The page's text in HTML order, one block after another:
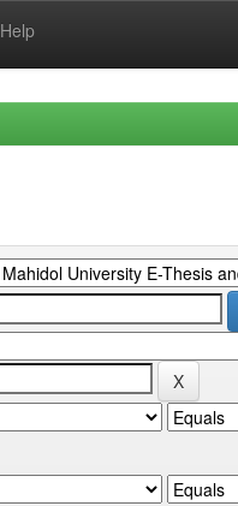
Help